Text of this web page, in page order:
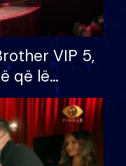
VIP 5,
që lë
për